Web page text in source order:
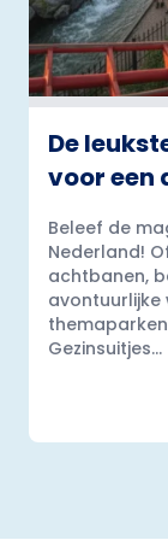
De
voor een
Beleef de
Nederland!
achtbanen,
avontuurlijke
Gezinsuitjes...